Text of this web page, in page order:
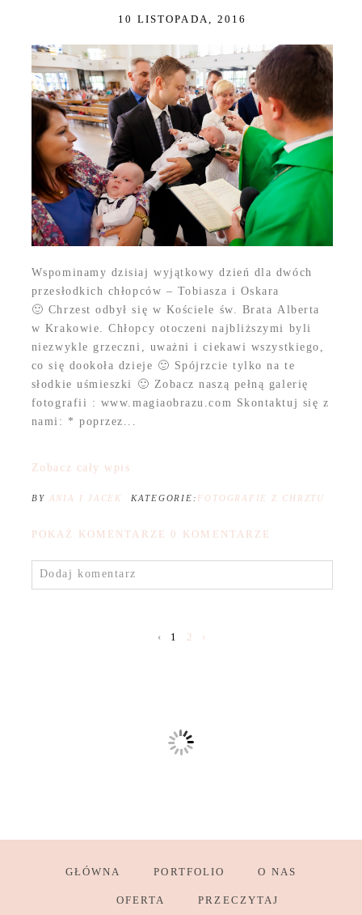
10 LISTOPADA, 2016
Wspominamy dzisiaj wyjątkowy dzień dla dwóch
przesłodkich chłopców – Tobiasza i Oskara
🙂 Chrzest odbył się w Kościele św. Brata Alberta
w Krakowie. Chłopcy otoczeni najbliższymi byli
niezwykle grzeczni, uważni i ciekawi wszystkiego,
co się dookoła dzieje 🙂 Spójrzcie tylko na te
słodkie uśmieszki 🙂 Zobacz naszą pełną galerię
fotografii : www.magiaobrazu.com Skontaktuj się z
nami: * poprzez...
Zobacz cały wpis
BY ANIA I JACEK KATEGORIE: FOTOGRAFIE Z CHRZTU
POKAŻ KOMENTARZE 0 KOMENTARZE
Dodaj komentarz
‹ 1 2 ›
GŁÓWNA PORTFOLIO O NAS
OFERTA PRZECZYTAJ